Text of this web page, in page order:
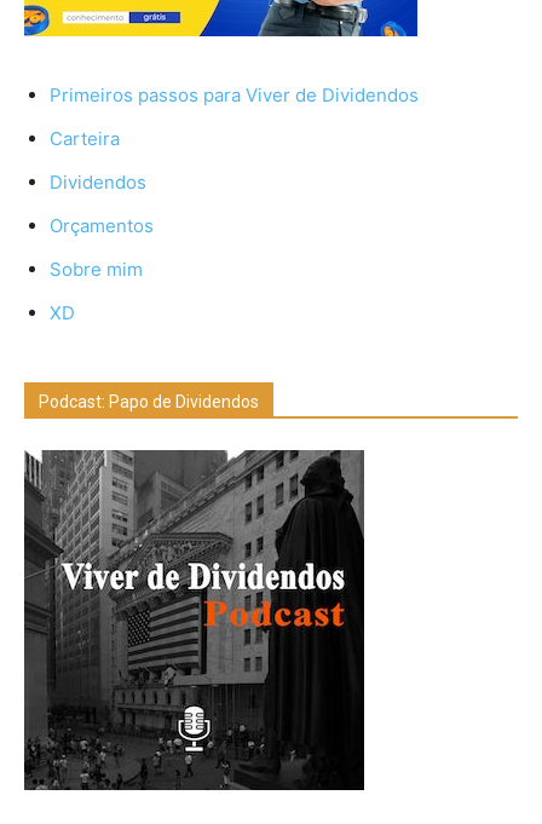
Primeiros passos para Viver de Dividendos
Carteira
Dividendos
Orçamentos
Sobre mim
XD
Podcast: Papo de Dividendos